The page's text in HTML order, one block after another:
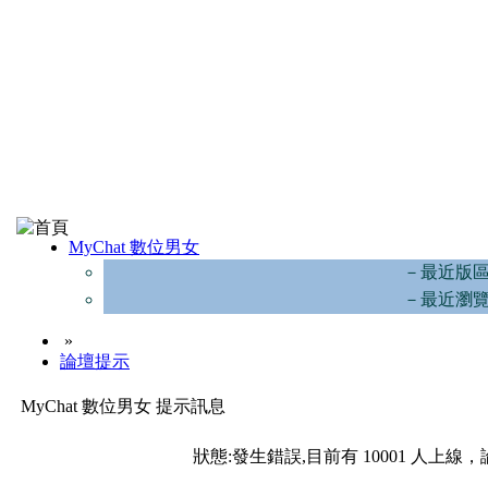
MyChat 數位男女
－最近版
－最近瀏
»
論壇提示
MyChat 數位男女 提示訊息
狀態:發生錯誤,目前有 10001 人上線